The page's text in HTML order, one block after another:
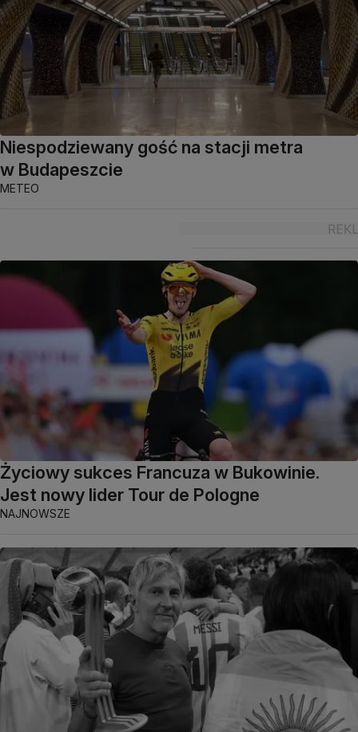
Niespodziewany gość na stacji metra
w Budapeszcie
METEO
Życiowy sukces Francuza w Bukowinie.
Jest nowy lider Tour de Pologne
NAJNOWSZE